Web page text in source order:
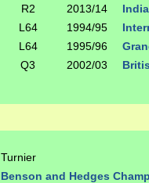
R2
2013/14
L64
1994/95
L64
1995/96
Q3
2002/03
Turnier
Benson and Hedges